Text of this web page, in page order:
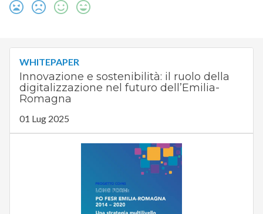
WHITEPAPER
Innovazione e sostenibilità: il ruolo della
digitalizzazione nel futuro dell’Emilia-
Romagna
01 Lug 2025